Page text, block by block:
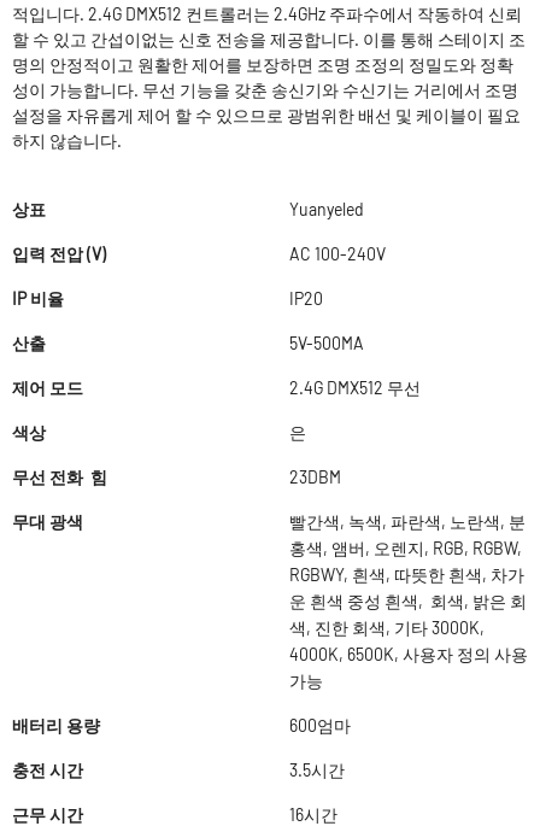
적입니다. 2.4G DMX512 컨트롤러는 2.4GHz 주파수에서 작동하여 신뢰
할 수 있고 간섭이없는 신호 전송을 제공합니다. 이를 통해 스테이지 조
명의 안정적이고 원활한 제어를 보장하면 조명 조정의 정밀도와 정확
성이 가능합니다. 무선 기능을 갖춘 송신기와 수신기는 거리에서 조명
설정을 자유롭게 제어 할 수 있으므로 광범위한 배선 및 케이블이 필요
하지 않습니다.
상표 Yuanyeled
입력 전압 (V) AC 100-240V
IP 비율 IP20
산출 5V-500MA
제어 모드 2.4G DMX512 무선
색상 은
무선 전화 힘 23DBM
무대 광색
빨간색, 녹색, 파란색, 노란색, 분
홍색, 앰버, 오렌지, RGB, RGBW,
RGBWY, 흰색, 따뜻한 흰색, 차가
운 흰색 중성 흰색, 회색, 밝은 회
색, 진한 회색, 기타 3000K,
4000K, 6500K, 사용자 정의 사용
가능
배터리 용량 600엄마
충전 시간 3.5시간
근무 시간 16시간